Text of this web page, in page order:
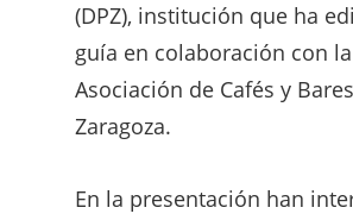
(DPZ), institución que ha
guía en colaboración con la
Asociación de Cafés y
Zaragoza.
En la presentación han